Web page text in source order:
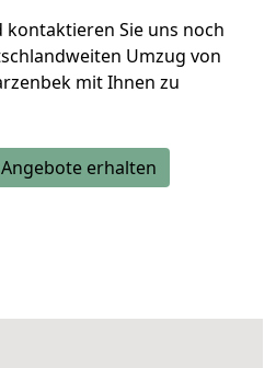
kontaktieren Sie uns noch
Umzug von
mit Ihnen zu
erhalten